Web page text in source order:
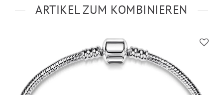
ARTIKEL ZUM KOMBINIEREN